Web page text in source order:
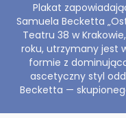
Plakat
Samuela Becketta
Teatru 38 w
roku, utrzymany jest
formie z
ascetyczny styl
Becketta —